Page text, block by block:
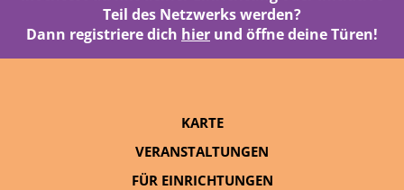
Teil des Netzwerks werden?
Dann registriere dich hier und öffne deine Türen!
KARTE
VERANSTALTUNGEN
FÜR EINRICHTUNGEN